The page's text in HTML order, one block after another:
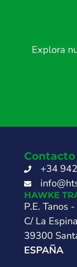
Explora
Contacto
+34
HAWKE
P.E. Tanos
C/ La
39300
ESPAÑA